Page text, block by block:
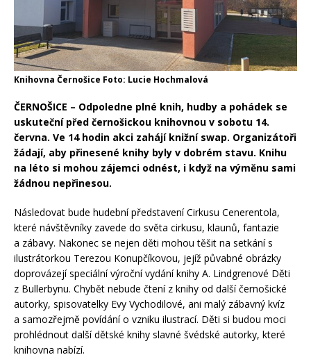
Knihovna Černošice Foto: Lucie Hochmalová
ČERNOŠICE – Odpoledne plné knih, hudby a pohádek se
uskuteční před černošickou knihovnou v sobotu 14.
června. Ve 14 hodin akci zahájí knižní swap. Organizátoři
žádají, aby přinesené knihy byly v dobrém stavu. Knihu
na léto si mohou zájemci odnést, i když na výměnu sami
žádnou nepřinesou.
Následovat bude hudební představení Cirkusu Cenerentola,
které návštěvníky zavede do světa cirkusu, klaunů, fantazie
a zábavy. Nakonec se nejen děti mohou těšit na setkání s
ilustrátorkou Terezou Konupčíkovou, jejíž půvabné obrázky
doprovázejí speciální výroční vydání knihy A. Lindgrenové Děti
z Bullerbynu. Chybět nebude čtení z knihy od další černošické
autorky, spisovatelky Evy Vychodilové, ani malý zábavný kvíz
a samozřejmě povídání o vzniku ilustrací. Děti si budou moci
prohlédnout další dětské knihy slavné švédské autorky, které
knihovna nabízí.